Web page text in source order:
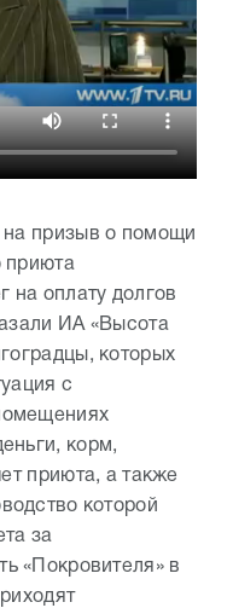
на призыв о помощи
приюта
на оплату долгов
ИА «Высота
которых
с
корм,
приюта, а также
которой
за
«Покровителя» в